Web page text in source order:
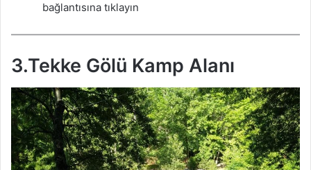
bağlantısına tıklayın
3.Tekke Gölü Kamp Alanı